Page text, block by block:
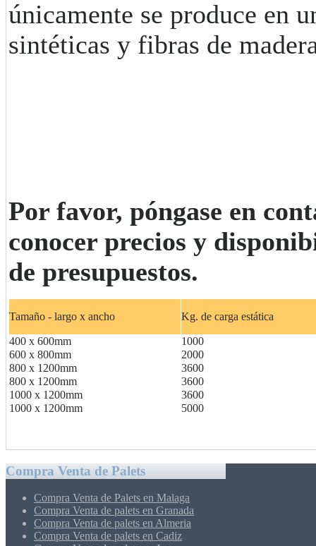
únicamente se produce en
sintéticas y fibras de
Por favor, póngase en
conocer precios y
de presupuestos.
Tamaño - largo x ancho Kg. de carga estática
400 x 600mm
1000
600 x 800mm
2000
800 x 1200mm
3600
800 x 1200mm
3600
1000 x 1200mm
3600
1000 x 1200mm
5000
Compra Venta de Palets
Compra Venta de Palets en Malaga
Compra Venta de palets en Granada
Compra Venta de palets en Almeria
Compra Venta de palets en Cadiz